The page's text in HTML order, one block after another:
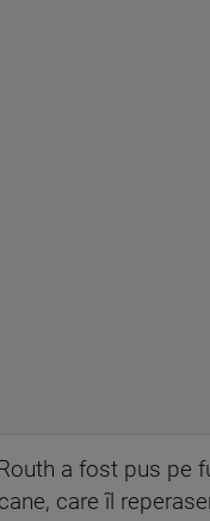
a fost pus pe
care îl